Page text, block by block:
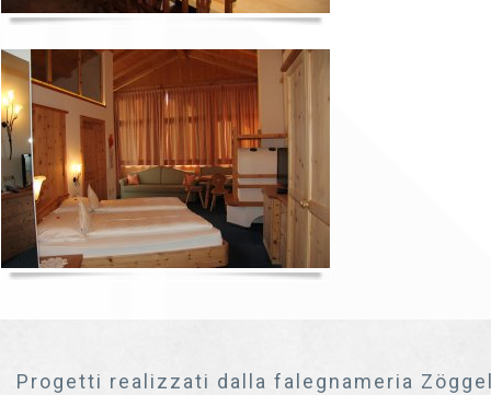
Progetti realizzati dalla falegnameria